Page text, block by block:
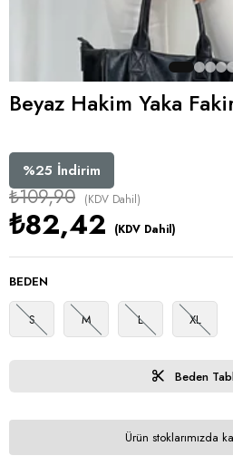
Beyaz Hakim Yaka
%25 İndirim
₺109,90 (KDV Dahil)
₺82,42 (KDV Dahil)
BEDEN
S M L XL
Beden
Ürün stoklarımızda